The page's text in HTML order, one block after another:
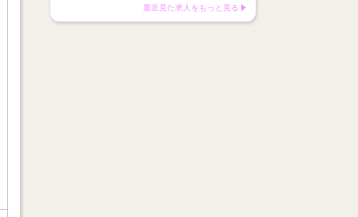
※店舗業績により回数・金額
変動あり
より随時昇給あり
最近見た求人をもっと見る